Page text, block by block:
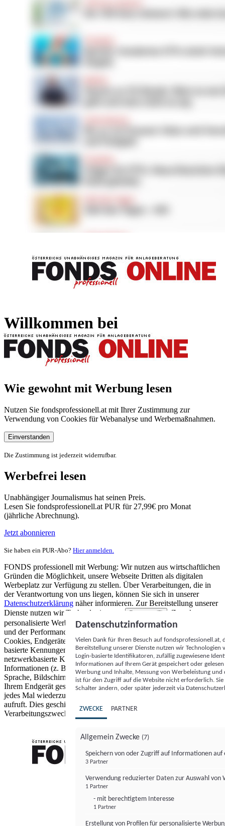
Willkommen bei
Wie gewohnt mit Werbung lesen
Nutzen Sie fondsprofessionell.at mit Ihrer Zustimmung zur
Verwendung von Cookies für Webanalyse und Werbemaßnahmen.
Einverstanden
Die Zustimmung ist jederzeit widerrufbar.
Werbefrei lesen
Unabhängiger Journalismus hat seinen Preis.
Lesen Sie fondsprofessionell.at PUR für 27,99€ pro Monat
(jährliche Abrechnung).
Jetzt abonnieren
Sie haben ein PUR-Abo? Hier anmelden.
FONDS professionell mit Werbung: Wir nutzen aus wirtschaftlichen
Gründen die Möglichkeit, unsere Webseite Dritten als digitalen
Werbeplatz zur Verfügung zu stellen. Über Verarbeitungen, die in
der Verantwortung von uns liegen, können Sie sich in unserer
Datenschutzerklärung näher informieren. Zur Bereitstellung unserer
Dienste nutzen wir Technologien von
Partnern (5)
. Zwecke:
personalisierte Werbung und Inhalte, Messung von Werbeleistung
und der Performance von Inhalten sowie Zielgruppenforschung.
Cookies, Endgeräte- oder ähnliche Online-Kennungen (z. B. login-
basierte Kennungen, zufällig generierte Kennungen,
netzwerkbasierte Kennungen) können zusammen mit anderen
Informationen (z. B. Browsertyp und Browserinformationen,
Sprache, Bildschirmgröße, unterstützte Technologien usw.) auf
Ihrem Endgerät gespeichert oder von dort ausgelesen werden, um es
jedes Mal wiederzuerkennen, wenn es eine App oder einer Webseite
aufruft. Dies geschieht für einen oder mehrere der hier aufgeführten
Verarbeitungszwecke.
Datenschutzinformation
Vielen Dank für Ihren Besuch auf
Bereitstellung unserer Dienste nutzen wir Technologien
Login-basierte Identifikatoren, zufällig zugewiesene
Informationen auf Ihrem Gerät gespeichert oder
Werbung und Inhalte, Messung von Werbeleistung
ist für den Zugriff auf die Website nicht erforderlich.
Schalter ändern, oder später jederzeit via
ZWECKE PARTNER
Allgemein Zwecke (7)
Speichern von oder Zugriff auf Informationen auf
3 Partner
Verwendung reduzierter Daten zur Auswahl von
1 Partner
- mit berechtigtem Interesse
1 Partner
Erstellung von Profilen für personalisierte
FONDS professionell